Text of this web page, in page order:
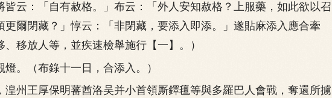
皆云：「自有赦格。」布云：「外人安知赦格？上服藥，如此欲以召
更爾閉藏？」惇云：「非閉藏，要添入即添。」遂貼麻添入應合牽
、移放人等，並疾速檢舉施行【一】。）
。（布錄十一日，合添入。）
王厚保明蕃酋洛吴并小首領厮鐸氊等與多羅巴人會戰，奪還所擄